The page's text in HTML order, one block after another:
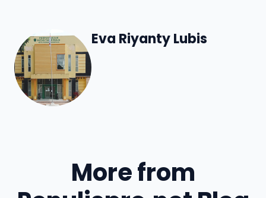
Eva Riyanty Lubis
More from